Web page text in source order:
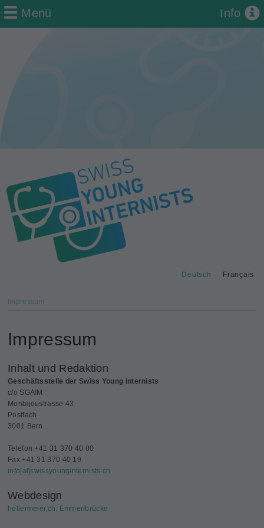
Deutsch Français
Menü Info
Impressum
Impressum
Inhalt und Redaktion
Geschäftsstelle der Swiss Young internists
c/o SGAIM
Monbijoustrasse 43
Postfach
3001 Bern
Telefon +41 31 370 40 00
Fax +41 31 370 40 19
info[at]swissyounginternists.ch
Webdesign
hellermeier.ch, Emmenbrücke